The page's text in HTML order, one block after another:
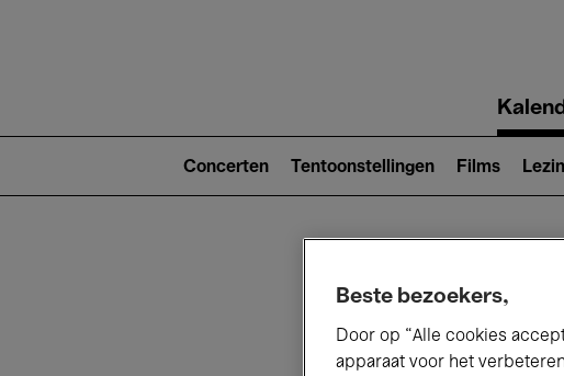
navigation
2)
Concerten Tentoonstellingen Films
Beste bezoekers,
Door op “Alle cookies
apparaat voor het